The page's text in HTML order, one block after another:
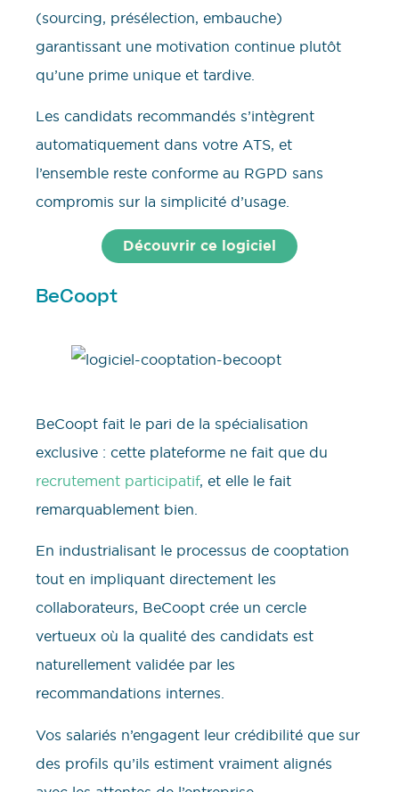
(sourcing, présélection, embauche)
garantissant une motivation continue plutôt
qu’une prime unique et tardive.
Les candidats recommandés s’intègrent
automatiquement dans votre ATS, et
l’ensemble reste conforme au RGPD sans
compromis sur la simplicité d’usage.
Découvrir ce logiciel
BeCoopt
BeCoopt fait le pari de la spécialisation
exclusive : cette plateforme ne fait que du
recrutement participatif, et elle le fait
remarquablement bien.
En industrialisant le processus de cooptation
tout en impliquant directement les
collaborateurs, BeCoopt crée un cercle
vertueux où la qualité des candidats est
naturellement validée par les
recommandations internes.
Vos salariés n’engagent leur crédibilité que sur
des profils qu’ils estiment vraiment alignés